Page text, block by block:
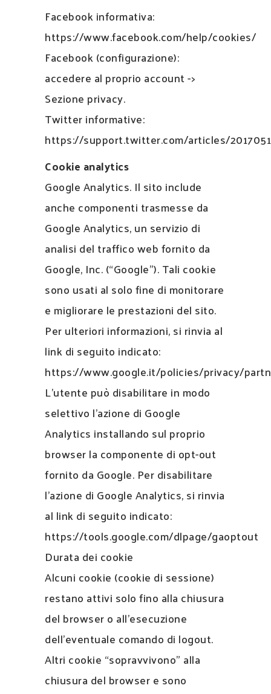
Facebook informativa:
https://www.facebook.com/help/cookies/
Facebook (configurazione):
accedere al proprio account ->
Sezione privacy.
Twitter informative:
https://support.twitter.com/articles/
Cookie analytics
Google Analytics. Il sito include
anche componenti trasmesse da
Google Analytics, un servizio di
analisi del traffico web fornito da
Google, Inc. (“Google”). Tali cookie
sono usati al solo fine di monitorare
e migliorare le prestazioni del sito.
Per ulteriori informazioni, si rinvia al
link di seguito indicato:
https://www.google.it/policies/privacy/
L’utente può disabilitare in modo
selettivo l’azione di Google
Analytics installando sul proprio
browser la componente di opt-out
fornito da Google. Per disabilitare
l’azione di Google Analytics, si rinvia
al link di seguito indicato:
https://tools.google.com/dlpage/gaoptout
Durata dei cookie
Alcuni cookie (cookie di sessione)
restano attivi solo fino alla chiusura
del browser o all’esecuzione
dell’eventuale comando di logout.
Altri cookie “sopravvivono” alla
chiusura del browser e sono